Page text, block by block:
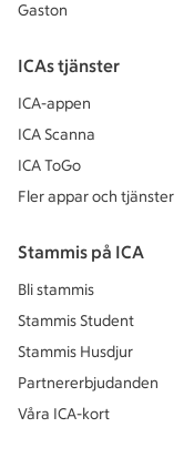
Gaston
ICAs tjänster
ICA-appen
ICA Scanna
ICA ToGo
Fler appar och tjänster
Stammis på ICA
Bli stammis
Stammis Student
Stammis Husdjur
Partnererbjudanden
Våra ICA-kort